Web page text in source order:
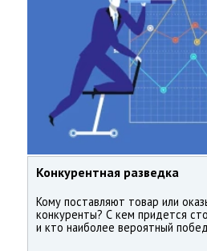
Конкурентная разведка
Кому поставляют товар или
конкуренты? С кем придется
и кто наиболее вероятный